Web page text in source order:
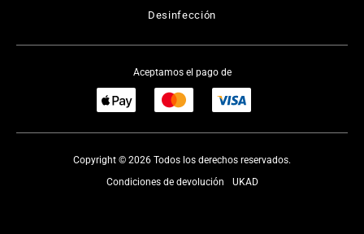
Desinfección
Aceptamos el pago de
Copyright © 2026 Todos los derechos reservados.
UKAD
Condiciones de devolución